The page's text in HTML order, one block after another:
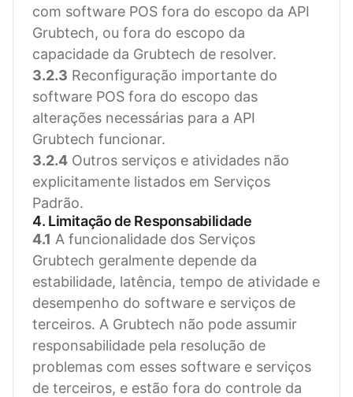
com software POS fora do escopo da API
Grubtech, ou fora do escopo da
capacidade da Grubtech de resolver.
3.2.3 Reconfiguração importante do
software POS fora do escopo das
alterações necessárias para a API
Grubtech funcionar.
3.2.4 Outros serviços e atividades não
explicitamente listados em Serviços
Padrão.
4. Limitação de Responsabilidade
4.1 A funcionalidade dos Serviços
Grubtech geralmente depende da
estabilidade, latência, tempo de atividade e
desempenho do software e serviços de
terceiros. A Grubtech não pode assumir
responsabilidade pela resolução de
problemas com esses software e serviços
de terceiros, e estão fora do controle da